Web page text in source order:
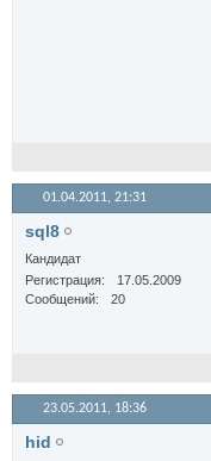
01.04.2011, 21:31
sql8
Кандидат
Регистрация
17.05.2009
Сообщений
20
23.05.2011, 18:36
hid